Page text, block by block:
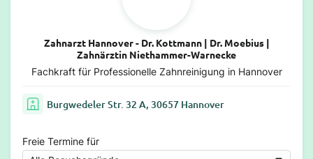
Zahnarzt Hannover - Dr. Kottmann | Dr. Moebius |
Zahnärztin Niethammer-Warnecke
Fachkraft für Professionelle Zahnreinigung in Hannover
Burgwedeler Str. 32 A, 30657 Hannover
Freie Termine für